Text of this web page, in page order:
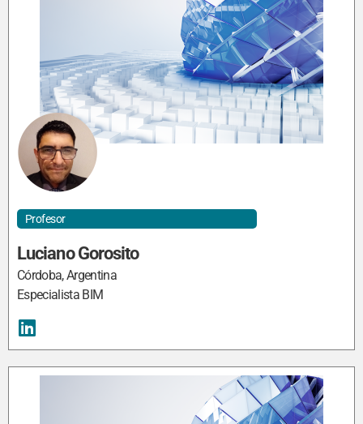
Profesor
Luciano Gorosito
Córdoba, Argentina
Especialista BIM